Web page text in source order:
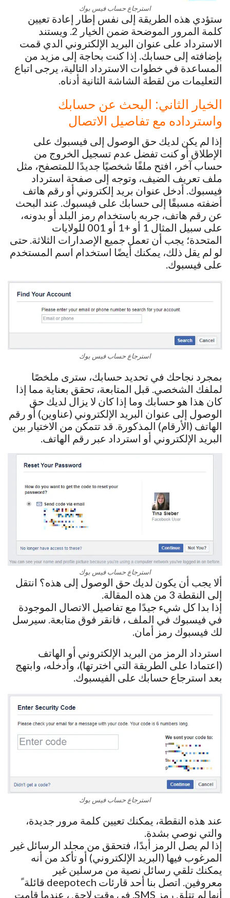
استرجاع حساب فيس بوك
ستؤدي هذه الطريقة إلى نفس إطار إعادة تعيين
كلمة المرور الموضحة ضمن الخيار 2. ويستند
الاسترداد على عنوان البريد الإلكتروني الدي قمت
بإضافته إلى حسابك. إذا كنت بحاجة إلى مزيد من
المساعدة في خطوات الاسترداد التالية، يرجى اتباع
التعليمات من لقطة الشاشة الثانية أدناه.
الخيار الثاني: البحث عن حسابك
واسترداده مع تفاصيل الاتصال
إذا لم يكن لديك حق الوصول إلى فيسبوك على
الإطلاق أو كنت تفضل عدم تسجيل الخروج من
حساب آخر، افتح ملفًا شخصيًا جديدًا للمتصفح، مثل
ملف تعريف الضيف، وتوجه إلى صفحة استرداد
فيسبوك. أدخل عنوان بريد إلكتروني أو رقم هاتف
أضفته مسبقًا إلى حسابك على فيسبوك. عند البحث
عن رقم هاتف، جربه باستخدام رمز البلد أو بدونه،
على سبيل المثال 1 أو +1 أو 001 للولايات
المتحدة؛ يجب أن تعمل جميع الإصدارات الثلاثة. حتى
لو لم يقل ذلك، يمكنك أيضًا استخدام اسم المستخدم
على فيسبوك.
استرجاع حساب فيس بوك
بمجرد نجاحك في تحديد حسابك، سترى ملخصًا
لملفك الشخصي. قبل المتابعة، تحقق بعناية مما إذا
كان هذا هو حسابك وما إذا كان لا يزال لديك حق
الوصول إلى عنوان البريد الإلكتروني (عناوين) أو رقم
الهاتف (الأرقام) المذكورة. قد تتمكن من الاختيار بين
البريد الإلكتروني أو استرداد عبر رقم الهاتف.
استرجاع حساب فيس بوك
ألا يجب أن يكون لديك حق الوصول إلى هذه؟ انتقل
إلى النقطة 3 من هذه المقالة.
إذا بدا كل شيء جيدًا مع تفاصيل الاتصال الموجودة
في فيسبوك في الملف ، فانقر فوق متابعة. سيرسل
لك فيسبوك رمز أمان.
استرداد الرمز من البريد الإلكتروني أو الهاتف
(اعتمادا على الطريقة التي اخترتها)، وأدخله، وابتهج
بعد استرجاع حسابك على الفيسبوك.
استرجاع حساب فيس بوك
عند هذه النقطة، يمكنك تعيين كلمة مرور جديدة،
والتي نوصي بشدة.
إذا لم يصل الرمز أبدًا، فتحقق من مجلد الرسائل غير
المرغوب فيها (البريد الإلكتروني) أو تأكد من أنه
يمكنك تلقي رسائل نصية من مرسلين غير
معروفين. اتصل بنا أحد قارئات deepotech قائلة ً
أنها لم تتلق رمز SMS. في وقت لاحق ، عندما قامت